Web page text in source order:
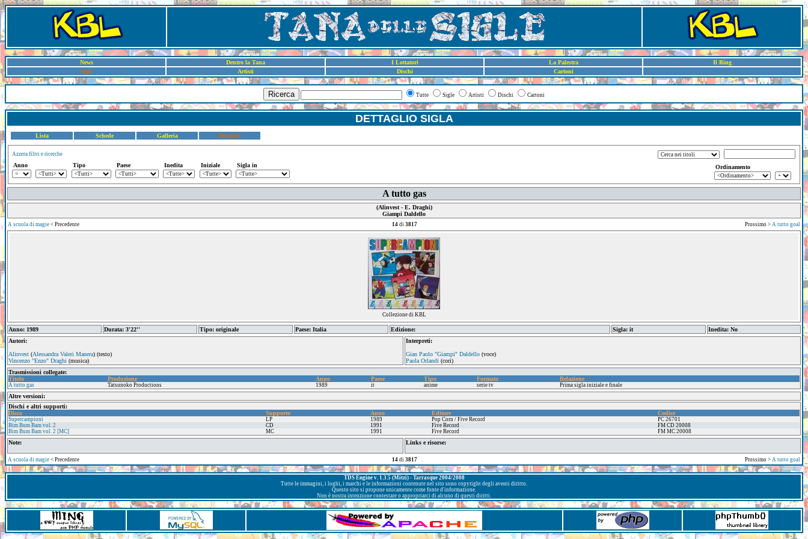
News Dentro la Tana I Lottatori La Palestra
Il Ring
Sigle
Artisti Dischi Cartoni
Ricerca Tutte Sigle Artisti Dischi Cartoni
DETTAGLIO SIGLA
Lista Schede Galleria Dettaglio
Azzera filtri e ricerche
Anno Tipo Paese Inedita Iniziale Sigla in Ordinamento
A tutto gas
(Alinvest - E. Draghi)
Giampi Daldello
A scuola di magie < Precedente 14di 3817 Prossimo > A tutto goal
Collezione di KBL
Anno: 1989 Durata: 3'22'' Tipo: originale Paese: Italia Edizione: Sigla: it
Inedita: No
Autori:
Alinvest (Alessandra Valeri Manera) (testo)
Vincenzo "Enzo" Draghi (musica)
Interpreti:
Gian Paolo "Giampi" Daldello (voce)
Paola Orlandi (cori)
Trasmissioni collegate:
Titolo
Produzione Anno Paese Tipo Formato Relazione
A tutto gas Tatsunoko Productions 1989 it anime serie tv Prima sigla iniziale e finale
Altre versioni:
Dischi e altri supporti:
Disco
Supporto Anno Editore Codice
Supercampioni LP 1989 Pop Corn / Five Record
PC 26701
Bim Bum Bam vol. 2
CD 1991 Five Record
FM CD 20008
Bim Bum Bam vol. 2 [MC]
MC 1991 Five Record FM MC 20008
Note: Links e risorse:
A scuola di magie < Precedente 14di 3817 Prossimo > A tutto goal
TDS Engine v. 1.3.5 (Mitzi) - Tarrasque 2004/2008
Tutte le immagini, i loghi, i marchi e le informazioni contenute nel sito sono copyright degli aventi diritto.
Questo sito si propone unicamente come fonte d'informazione.
Non è nostra intenzione contestare o appropriarci di alcuno di questi diritti.